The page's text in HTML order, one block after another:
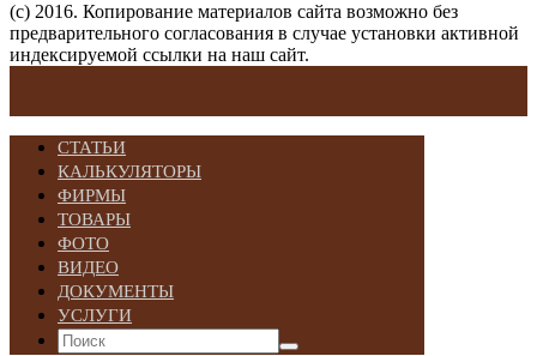
(с) 2016. Копирование материалов сайта возможно без
предварительного согласования в случае установки активной
индексируемой ссылки на наш сайт.
СТАТЬИ
КАЛЬКУЛЯТОРЫ
ФИРМЫ
ТОВАРЫ
ФОТО
ВИДЕО
ДОКУМЕНТЫ
УСЛУГИ